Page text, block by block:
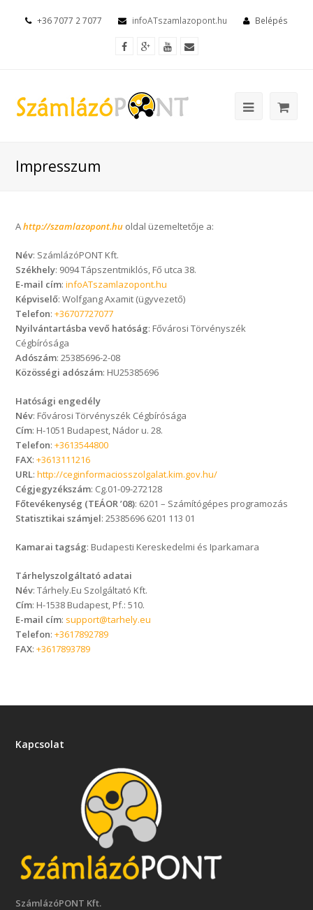
+36 7077 2 7077 infoATszamlazopont.hu Belépés
Impresszum
Ahttp://szamlazopont.hu oldal üzemeltetője a:
Név: SzámlázóPONT Kft.
Székhely: 9094 Tápszentmiklós, Fő utca 38.
E-mail cím:infoATszamlazopont.hu
Képviselő: Wolfgang Axamit (ügyvezető)
Telefon:+36707727077
Nyilvántartásba vevő hatóság: Fővárosi Törvényszék
Cégbírósága
Adószám: 25385696-2-08
Közösségi adószám: HU25385696
Hatósági engedély
Név: Fővárosi Törvényszék Cégbírósága
Cím: H-1051 Budapest, Nádor u. 28.
Telefon:+3613544800
FAX:+3613111216
URL:http://ceginformaciosszolgalat.kim.gov.hu/
Cégjegyzékszám: Cg.01-09-272128
Főtevékenység (TEÁOR ’08): 6201 – Számítógépes programozás
Statisztikai számjel: 25385696 6201 113 01
Kamarai tagság: Budapesti Kereskedelmi és Iparkamara
Tárhelyszolgáltató adatai
Név: Tárhely.Eu Szolgáltató Kft.
Cím: H-1538 Budapest, Pf.: 510.
E-mail cím: support@tarhely.eu
Telefon:+3617892789
FAX:+3617893789
Kapcsolat
SzámlázóPONT Kft.